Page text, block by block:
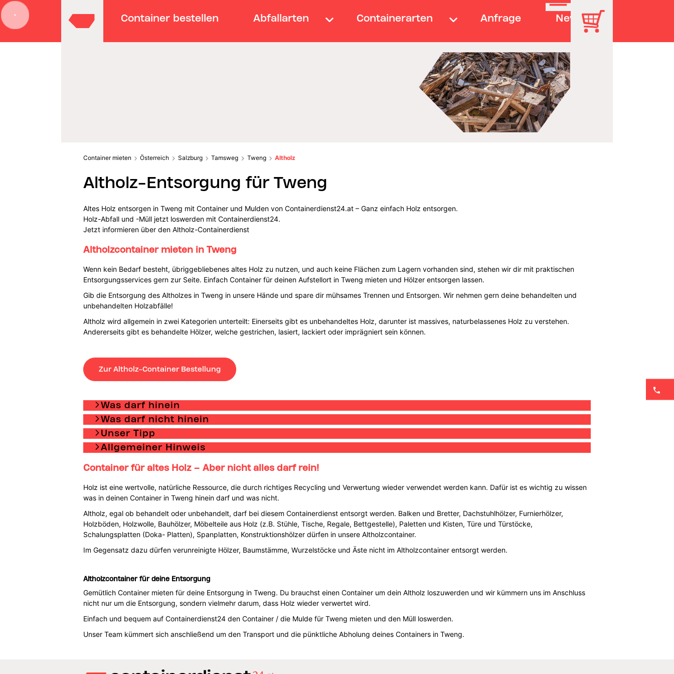
Container bestellen Abfallarten Containerarten Anfrage News
Container mieten Österreich Salzburg Tamsweg Tweng Altholz
Altholz-Entsorgung für Tweng
Altes Holz entsorgen in Tweng mit Container und Mulden von Containerdienst24.at – Ganz einfach Holz entsorgen.
Holz-Abfall und -Müll jetzt loswerden mit Containerdienst24.
Jetzt informieren über den Altholz-Containerdienst
Altholzcontainer mieten in Tweng
Wenn kein Bedarf besteht, übriggebliebenes altes Holz zu nutzen, und auch keine Flächen zum Lagern vorhanden sind, stehen wir dir mit praktischen
Entsorgungsservices gern zur Seite. Einfach Container für deinen Aufstellort in Tweng mieten und Hölzer entsorgen lassen.
Gib die Entsorgung des Altholzes in Tweng in unsere Hände und spare dir mühsames Trennen und Entsorgen. Wir nehmen gern deine behandelten und
unbehandelten Holzabfälle!
Altholz wird allgemein in zwei Kategorien unterteilt: Einerseits gibt es unbehandeltes Holz, darunter ist massives, naturbelassenes Holz zu verstehen.
Andererseits gibt es behandelte Hölzer, welche gestrichen, lasiert, lackiert oder imprägniert sein können.
Zur Altholz-Container Bestellung
Was darf hinein
Was darf nicht hinein
Unser Tipp
Allgemeiner Hinweis
Container für altes Holz – Aber nicht alles darf rein!
Holz ist eine wertvolle, natürliche Ressource, die durch richtiges Recycling und Verwertung wieder verwendet werden kann. Dafür ist es wichtig zu wissen
was in deinen Container in Tweng hinein darf und was nicht.
Altholz, egal ob behandelt oder unbehandelt, darf bei diesem Containerdienst entsorgt werden. Balken und Bretter, Dachstuhlhölzer, Furnierhölzer,
Holzböden, Holzwolle, Bauhölzer, Möbelteile aus Holz (z.B. Stühle, Tische, Regale, Bettgestelle), Paletten und Kisten, Türe und Türstöcke,
Schalungsplatten (Doka- Platten), Spanplatten, Konstruktionshölzer dürfen in unsere Altholzcontainer.
Im Gegensatz dazu dürfen verunreinigte Hölzer, Baumstämme, Wurzelstöcke und Äste nicht im Altholzcontainer entsorgt werden.
Altholzcontainer für deine Entsorgung
Gemütlich Container mieten für deine Entsorgung in Tweng. Du brauchst einen Container um dein Altholz loszuwerden und wir kümmern uns im Anschluss
nicht nur um die Entsorgung, sondern vielmehr darum, dass Holz wieder verwertet wird.
Einfach und bequem auf Containerdienst24 den Container / die Mulde für Tweng mieten und den Müll loswerden.
Unser Team kümmert sich anschließend um den Transport und die pünktliche Abholung deines Containers in Tweng.